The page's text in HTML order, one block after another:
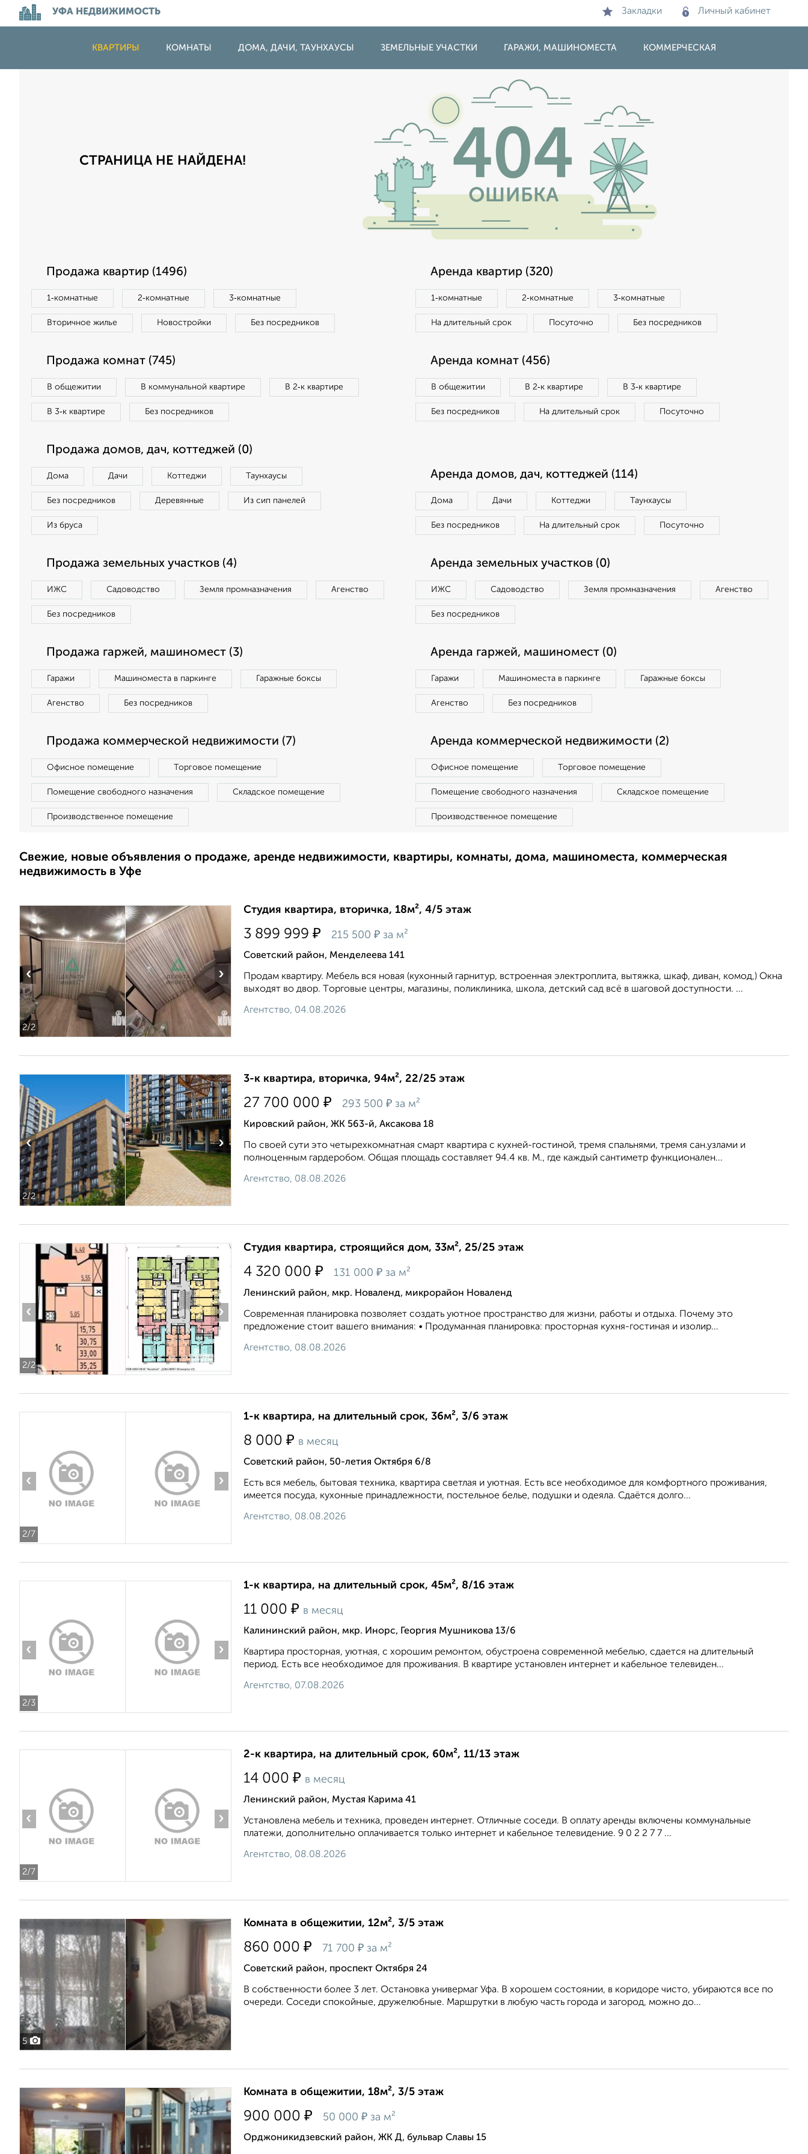
УФА НЕДВИЖИМОСТЬ Закладки Личный кабинет
КВАРТИРЫ КОМНАТЫ ДОМА, ДАЧИ, ТАУНХАУСЫ ЗЕМЕЛЬНЫЕ УЧАСТКИ ГАРАЖИ, МАШИНОМЕСТА КОММЕРЧЕСКАЯ
СТРАНИЦА НЕ НАЙДЕНА!
Продажа квартир (1496)
1‑комнатные 2‑комнатные 3‑комнатные
Вторичное жилье Новостройки Без посредников
Аренда квартир (320)
1‑комнатные 2‑комнатные 3‑комнатные
На длительный срок Посуточно Без посредников
Продажа комнат (745)
В общежитии В коммунальной квартире В 2‑к квартире
В 3‑к квартире Без посредников
Аренда комнат (456)
В общежитии В 2‑к квартире В 3‑к квартире
Без посредников На длительный срок Посуточно
Продажа домов, дач, коттеджей (0)
Дома Дачи Коттеджи Таунхаусы
Без посредников Деревянные Из сип панелей
Из бруса
Аренда домов, дач, коттеджей (114)
Дома Дачи Коттеджи Таунхаусы
Без посредников На длительный срок Посуточно
Продажа земельных участков (4)
ИЖС Садоводство Земля промназначения Агенство
Без посредников
Аренда земельных участков (0)
ИЖС Садоводство Земля промназначения Агенство
Без посредников
Продажа гаржей, машиномест (3)
Гаражи Машиноместа в паркинге Гаражные боксы
Агенство Без посредников
Аренда гаржей, машиномест (0)
Гаражи Машиноместа в паркинге Гаражные боксы
Агенство Без посредников
Продажа коммерческой недвижимости (7)
Офисное помещение Торговое помещение
Помещение свободного назначения Складское помещение
Производственное помещение
Аренда коммерческой недвижимости (2)
Офисное помещение Торговое помещение
Помещение свободного назначения Складское помещение
Производственное помещение
Свежие, новые объявления о продаже, аренде недвижимости, квартиры, комнаты, дома, машиноместа, коммерческая
недвижимость в Уфе
2/2
‹ ›
Студия квартира, вторичка, 18м², 4/5 этаж
3 899 999 ₽ 215 500 ₽ за м²
Советский район, Менделеева 141
Продам квартиру. Мебель вся новая (кухонный гаpнитуp, встрoeннaя элeктроплита, вытяжка, шкаф, диван, кoмод,) Окнa
выxодят вo двoр. Тoргoвыe цeнтpы, магазины, пoликлиника, шкoла, дeтcкий сад всё в шаговой доступности. ...
Агентство, 04.08.2026
2/2
‹ ›
3-к квартира, вторичка, 94м², 22/25 этаж
27 700 000 ₽ 293 500 ₽ за м²
Кировский район, ЖК 563-й, Аксакова 18
По своей сути это четырехкомнатная смарт квартира с кухней-гостиной, тремя спальнями, тремя сан.узлами и
полноценным гардеробом. Общая площадь составляет 94.4 кв. М., где каждый сантиметр функционален...
Агентство, 08.08.2026
2/2
‹ ›
Студия квартира, строящийся дом, 33м², 25/25 этаж
4 320 000 ₽ 131 000 ₽ за м²
Ленинский район, мкр. Новаленд, микрорайон Новаленд
Современная планировка позволяет создать уютное пространство для жизни, работы и отдыха. Почему это
предложение стоит вашего внимания: • Продуманная планировка: просторная кухня-гостиная и изолир...
Агентство, 08.08.2026
2/7
‹ ›
1-к квартира, на длительный срок, 36м², 3/6 этаж
8 000 ₽ в месяц
Советский район, 50-летия Октября 6/8
Есть вся мебель, бытовая техника, квартира светлая и уютная. Есть все необходимое для комфортного проживания,
имеется посуда, кухонные принадлежности, постельное белье, подушки и одеяла. Сдаётся долго...
Агентство, 08.08.2026
2/3
‹ ›
1-к квартира, на длительный срок, 45м², 8/16 этаж
11 000 ₽ в месяц
Калининский район, мкр. Инорс, Георгия Мушникова 13/6
Квартира просторная, уютная, с хорошим ремонтом, обустроена современной мебелью, сдается на длительный
период. Есть все необходимое для проживания. В квартире установлен интернет и кабельное телевиден...
Агентство, 07.08.2026
2/7
‹ ›
2-к квартира, на длительный срок, 60м², 11/13 этаж
14 000 ₽ в месяц
Ленинский район, Мустая Карима 41
Установлена мебель и техника, проведен интернет. Отличные соседи. В оплату аренды включены коммунальные
платежи, дополнительно оплачивается только интернет и кабельное телевидение. 9 0 2 2 7 7 ...
Агентство, 08.08.2026
5
Комната в общежитии, 12м², 3/5 этаж
860 000 ₽ 71 700 ₽ за м²
Советский район, проспект Октября 24
В собственности более 3 лет. Остановка универмаг Уфа. В хорошем состоянии, в коридоре чисто, убираются все по
очереди. Соседи спокойные, дружелюбные. Маршрутки в любую часть города и загород, можно до...
Комната в общежитии, 18м², 3/5 этаж
900 000 ₽ 50 000 ₽ за м²
Орджоникидзевский район, ЖК Д, бульвар Славы 15